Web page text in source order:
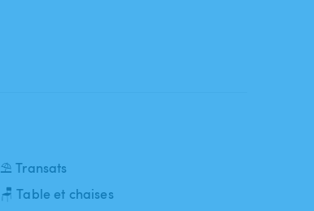
⛱️ Transats
🪑 Table et chaises